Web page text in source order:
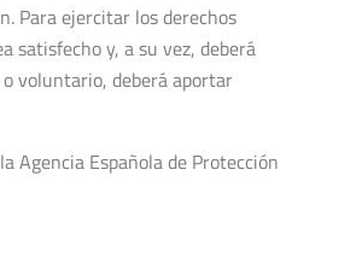
Para ejercitar los derechos
satisfecho y, a su vez, deberá
voluntario, deberá aportar
Agencia Española de Protección